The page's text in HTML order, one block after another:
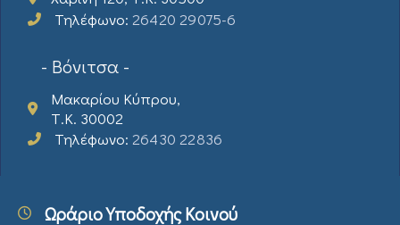
Τηλέφωνο: 26420 29075-6
- Βόνιτσα -
Μακαρίου Κύπρου,
Τ.Κ. 30002
Τηλέφωνο: 26430 22836
Ωράριο Υποδοχής Κοινού